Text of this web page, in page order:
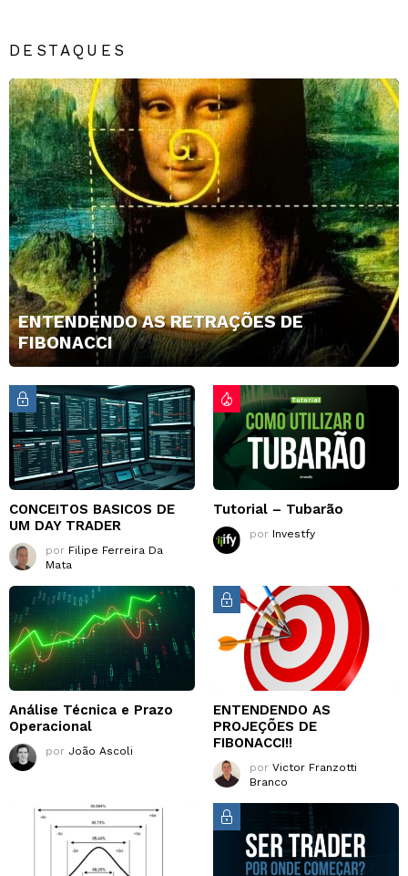
DESTAQUES
ENTENDENDO AS RETRAÇÕES DE
FIBONACCI
CONCEITOS BASICOS DE
UM DAY TRADER
por Filipe Ferreira Da
Mata
Tutorial – Tubarão
por Investfy
Análise Técnica e Prazo
Operacional
por João Ascoli
ENTENDENDO AS
PROJEÇÕES DE
FIBONACCI!!
por Victor Franzotti
Branco